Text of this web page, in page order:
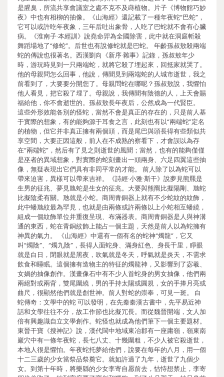
是腥臭，所流共享會議室之處不克不及蒔植物。片子《博物館巧妙
夜》中也有相柳的抽像。《山海經》還記載了一種年夜蛇“巴蛇”，
它可以或許吃年夜象，三年后吐出象骨，人吃了巴蛇就不會有心臟
病。《淮南子·本經訓》說堯命羿為全國除害，此中就在洞庭斬殺
舞蹈場地了“修蛇”。后世也有說修蛇就是巴蛇。 年齡孫叔敖殺兩端
蛇的傳說也很著名。西漢劉向《新序·雜事》記錄，孫叔敖年少
時，游玩時見到一只兩端蛇，就將它殺了埋起來，回抵家就哭了。
他的母親問怎么回事，他說，傳聞見到兩端蛇的人城市逝世，我之
前看到了，大要要分開您了。母親問蛇在哪呢？孫叔敖說，我懼怕
他人看見，把它殺了埋了。母親說，我傳聞有陰德的人，上天會賜
福給他，你不會逝世的。孫叔敖長年夜后，公然成為一代賢臣。
這些外形效能各別的怪蛇，當然不會是真正的存在的，只是前人基
于實際的想象，有的能夠源于耳食之言，此刻也有以“兩端蛇”定名
的植物，但它并非真正擁有兩個頭，而是尾巴與頭長得有些類似共
享空間，大要正因這般，前人在不成熟的察看下，才會誤以為存
在“兩端蛇”，然后有了見之則逝世的風聞；當然，也有的能夠僅僅
是巫者的異域想象，對實際的蛇刻畫出一頭兩身、六足四翼這些抽
像，無疑表現出它們具有非同平常的才能。 前人除了以為蛇可以
帶來迫害，異樣可以帶來吉祥。《詩經·小雅·斯干》說夢見熊羆是
生男的征兆、夢見虺蛇是生女的征兆。大要與熊羆比擬陽剛、虺蛇
比擬陰柔有關。虺就是小蛇。商周青銅器上就有不少蛇紋的紋飾，
此中蟠虺紋最為罕見，也就是由兩條或許兩條以上小蛇相互蟠繞，
組成一個紋飾單位并重復呈現、布滿器表。商周青銅器是人與神溝
通的東西，蛇在青銅紋飾上能占一個主題，天然是前人以為蛇擁有
神異的氣力。 《山海經》中還有一個有名的蛇神“燭龍”，它又
叫“燭陰”、“燭九陰”，長得人面蛇身、滿身紅色、身長千里，睜眼
就是白日，閉眼就是黑夜，吹氣就是冬天，呼氣就是炎天，不需求
飲食和睡眠。這個擁有造物主的特征的燭龍神，又影響到了宓羲、
女媧的抽像創作。漢畫像石中有不少人首蛇身的男女抽像，他們兩
兩絕對或兩背，雙尾圍繞，男的手持太陽或圓規，女的手捧月亮或
曲尺，很顯然他們就是創世神。前人對蛇的崇奉，可見一斑。 白
蛇傳奇：文學中的蛇 可以發明，在先秦秦漢古書中，先平易近神
話和文學往往不分，故工作節也比擬冗長。而從魏晉開端，文人加
倍有興趣識自立文學創作。蛇怪也就成為他們筆下一個主要題材。
東晉干寶《搜神記》說，漢代閩中地域東冶郡有一座庸嶺，嶺東南
巖穴中有一條年夜蛇，長七八丈、十幾圍粗，不少人被它殺逝世，
本地人很是懼怕。年夜蛇托夢給他們，說要在每年的八月，用一個
十二三歲的少女當祭品祭奠它。就如許過了九年，逝世了九個少
女。到第十年時，將樂縣的少女李寄自愿前去，怙恃想禁止，李寄